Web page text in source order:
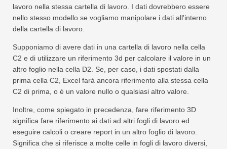
lavoro nella stessa cartella di lavoro. I dati dovrebbero essere
nello stesso modello se vogliamo manipolare i dati all'interno
della cartella di lavoro.
Supponiamo di avere dati in una cartella di lavoro nella cella
C2 e di utilizzare un riferimento 3d per calcolare il valore in un
altro foglio nella cella D2. Se, per caso, i dati spostati dalla
prima cella C2, Excel farà ancora riferimento alla stessa cella
C2 di prima, o è un valore nullo o qualsiasi altro valore.
Inoltre, come spiegato in precedenza, fare riferimento 3D
significa fare riferimento ai dati ad altri fogli di lavoro ed
eseguire calcoli o creare report in un altro foglio di lavoro.
Significa che si riferisce a molte celle in fogli di lavoro diversi,